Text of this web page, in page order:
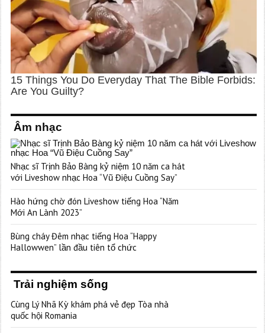
Âm nhạc
Nhạc sĩ Trịnh Bảo Bàng kỷ niệm 10 năm ca hát
với Liveshow nhạc Hoa “Vũ Điệu Cuồng Say”
Hào hứng chờ đón Liveshow tiếng Hoa “Năm
Mới An Lành 2023”
Bùng cháy Đêm nhạc tiếng Hoa “Happy
Hallowwen” lần đầu tiên tổ chức
Trải nghiệm sống
Cùng Lý Nhã Kỳ khám phá vẻ đẹp Tòa nhà
quốc hội Romania